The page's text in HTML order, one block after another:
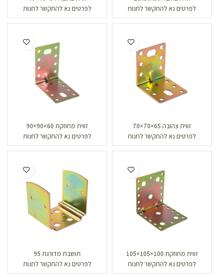
לפרטים נא להתקשר לחנות
לפרטים נא להתקשר לחנות
זווית צהובה 65×70×70
לפרטים נא להתקשר לחנות
זווית מחוזקת 60×90×90
לפרטים נא להתקשר לחנות
זווית מחוזקת 100×105×105
לפרטים נא להתקשר לחנות
תושבת מדורגת 95
לפרטים נא להתקשר לחנות